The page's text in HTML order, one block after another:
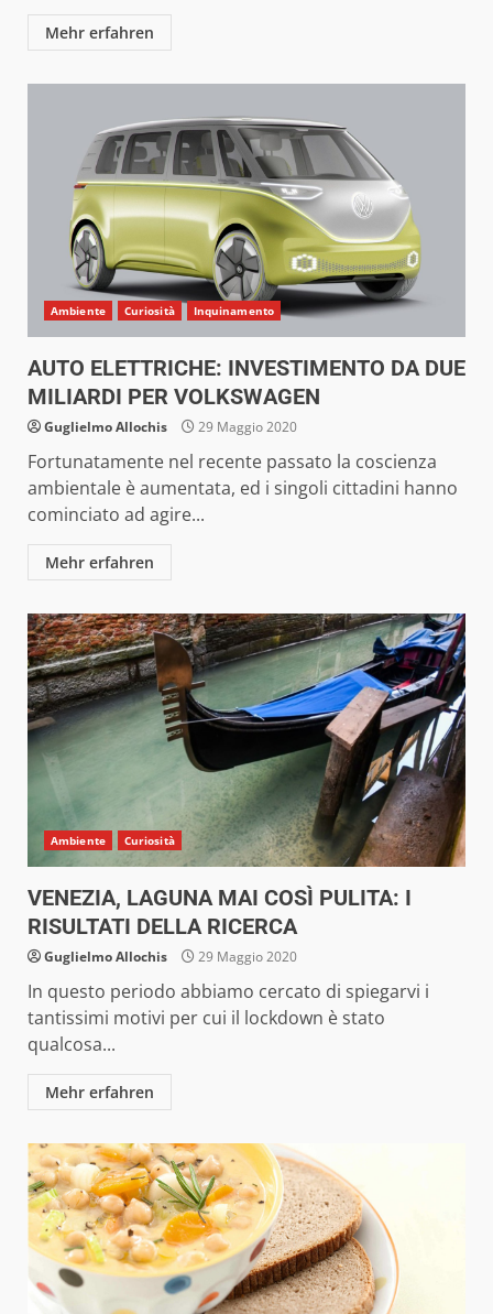
Mehr erfahren
Ambiente Curiosità Inquinamento
AUTO ELETTRICHE: INVESTIMENTO DA DUE
MILIARDI PER VOLKSWAGEN
Guglielmo Allochis 29 Maggio 2020
Fortunatamente nel recente passato la coscienza
ambientale è aumentata, ed i singoli cittadini hanno
cominciato ad agire...
Mehr erfahren
Ambiente Curiosità
VENEZIA, LAGUNA MAI COSÌ PULITA: I
RISULTATI DELLA RICERCA
Guglielmo Allochis 29 Maggio 2020
In questo periodo abbiamo cercato di spiegarvi i
tantissimi motivi per cui il lockdown è stato
qualcosa...
Mehr erfahren